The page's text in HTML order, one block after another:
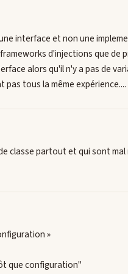
interface et non une
d'injections que de
alors qu'il n'y a pas de
tous la même expérience....
classe partout et qui sont
»
que configuration"